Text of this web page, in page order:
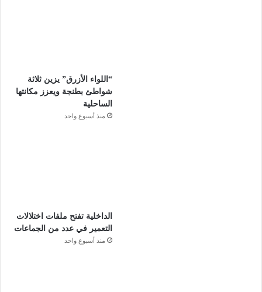
“اللواء الأزرق” يزين ثلاثة
شواطئ بطنجة ويعزز مكانتها
الساحلية
منذ أسبوع واحد
الداخلية تفتح ملفات اختلالات
التعمير في عدد من الجماعات
منذ أسبوع واحد